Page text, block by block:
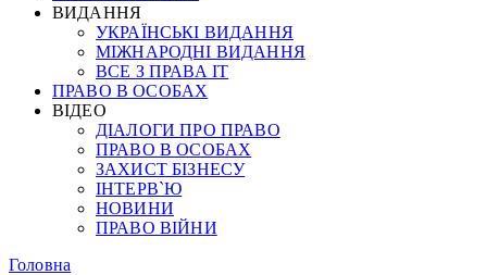
ВИДАННЯ
УКРАЇНСЬКІ ВИДАННЯ
МІЖНАРОДНІ ВИДАННЯ
ВСЕ З ПРАВА ІТ
ПРАВО В ОСОБАХ
ВІДЕО
ДІАЛОГИ ПРО ПРАВО
ПРАВО В ОСОБАХ
ЗАХИСТ БІЗНЕСУ
ІНТЕРВ`Ю
НОВИНИ
ПРАВО ВІЙНИ
Головна